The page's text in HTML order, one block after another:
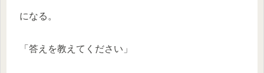
になる。
「答えを教えてください」